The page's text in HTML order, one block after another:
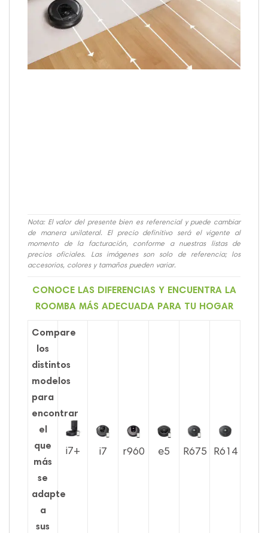
Nota: El valor del presente bien es referencial y puede cambiar
de manera unilateral. El precio definitivo será el vigente al
momento de la facturación, conforme a nuestras listas de
precios oficiales. Las imágenes son solo de referencia; los
accesorios, colores y tamaños pueden variar.
CONOCE LAS DIFERENCIAS Y ENCUENTRA LA
ROOMBA MÁS ADECUADA PARA TU HOGAR
Compare
los
distintos
modelos
para
encontrar
el
que
más
se
adapte
a
sus
i7+ i7 r960 e5 R675 R614